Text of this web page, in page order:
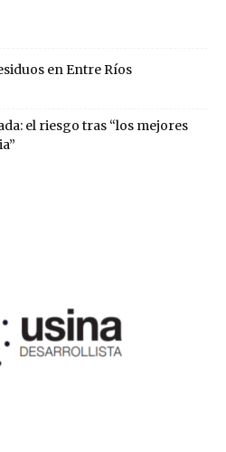
en Entre Ríos
el riesgo tras “los mejores